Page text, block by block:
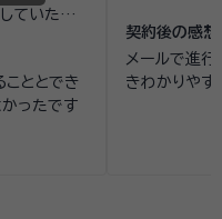
ていただ
こととでき
ったです
契約後の感想
メールで進
きわかりやす